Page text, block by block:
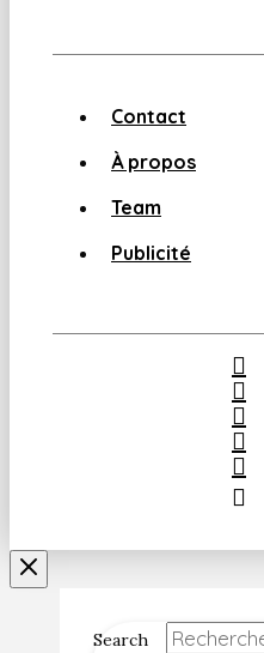
Contact
À propos
Team
Publicité
Search